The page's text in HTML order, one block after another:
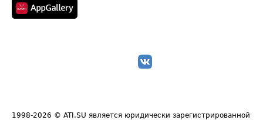
1998-2026 © ATI.SU является юридически зарегистрированной